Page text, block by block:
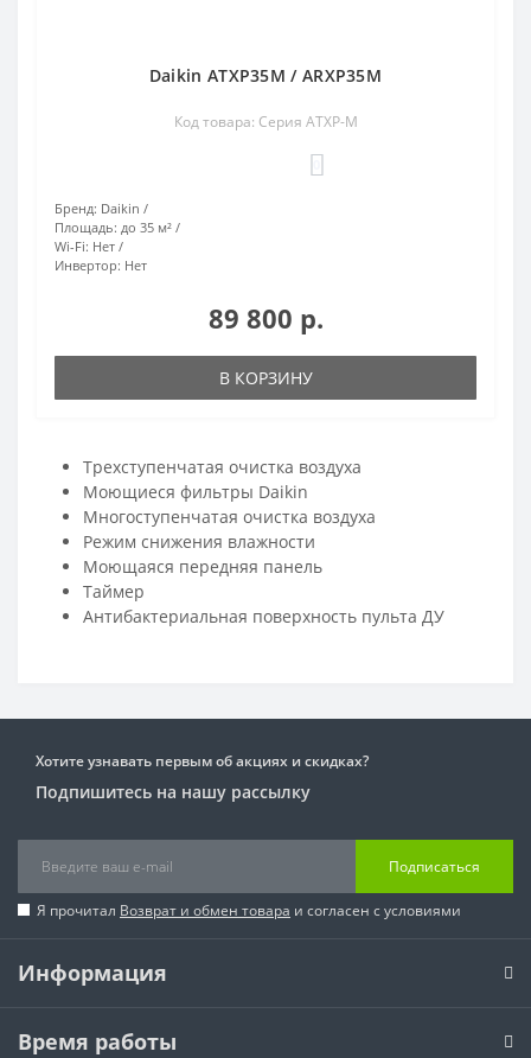
Daikin ATXP35M / ARXP35M
Код товара: Серия ATXP-M
Бренд: Daikin
Площадь: до 35 м²
Wi-Fi: Нет
Инвертор: Нет
89 800 р.
В КОРЗИНУ
Трехступенчатая очистка воздуха
Моющиеся фильтры Daikin
Многоступенчатая очистка воздуха
Режим снижения влажности
Моющаяся передняя панель
Таймер
Антибактериальная поверхность пульта ДУ
Хотите узнавать первым об акциях и скидках?
Подпишитесь на нашу рассылку
Подписаться
Я прочитал Возврат и обмен товара и согласен с условиями
Информация
Время работы